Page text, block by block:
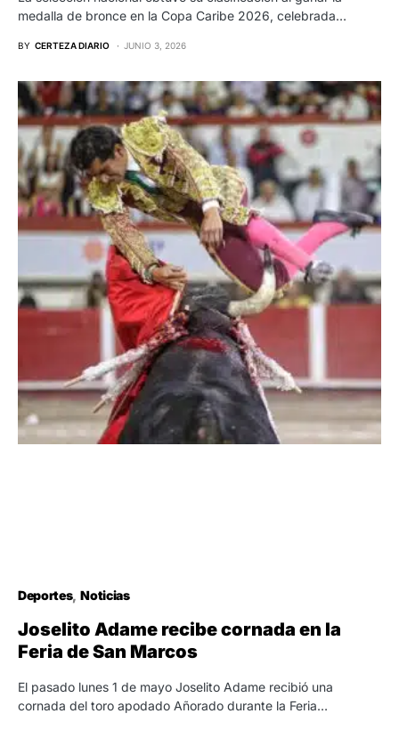
medalla de bronce en la Copa Caribe 2026, celebrada…
BY CERTEZA DIARIO JUNIO 3, 2026
Deportes Noticias
Joselito Adame recibe cornada en la
Feria de San Marcos
El pasado lunes 1 de mayo Joselito Adame recibió una
cornada del toro apodado Añorado durante la Feria…